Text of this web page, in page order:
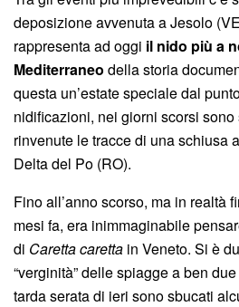
deposizione avvenuta a Jesolo
rappresenta ad oggi il nido più a
Mediterraneo della storia
questa un’estate speciale dal
nidificazioni, nei giorni scorsi sono
rinvenute le tracce di una schiusa
Delta del Po (RO).
Fino all’anno scorso, ma in realtà
mesi fa, era inimmaginabile
di Caretta caretta in Veneto. Si è
“verginità” delle spiagge a ben
tarda serata di ieri sono sbucati